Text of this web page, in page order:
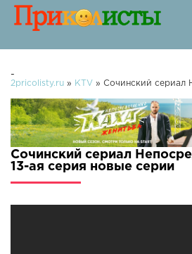
-
2pricolisty.ru » KTV » Сочинский сериал
Сочинский сериал
13-ая серия новые серии